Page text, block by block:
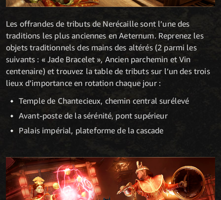
Les offrandes de tributs de Nerécaille sont l’une des
traditions les plus anciennes en Aeternum. Reprenez les
objets traditionnels des mains des altérés (2 parmi les
suivants : « Jade Bracelet », Ancien parchemin et Vin
centenaire) et trouvez la table de tributs sur l’un des trois
lieux d’importance en rotation chaque jour :
Temple de Chantecieux, chemin central surélevé
Avant-poste de la sérénité, pont supérieur
Palais impérial, plateforme de la cascade